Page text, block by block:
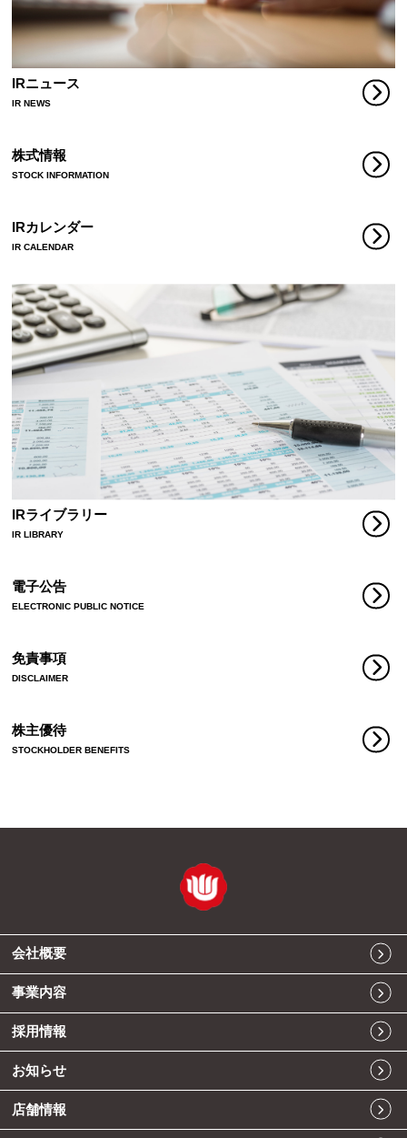
IRニュース
IR NEWS
株式情報
STOCK INFORMATION
IRカレンダー
IR CALENDAR
IRライブラリー
IR LIBRARY
電子公告
ELECTRONIC PUBLIC NOTICE
免責事項
DISCLAIMER
株主優待
STOCKHOLDER BENEFITS
会社概要
事業内容
採用情報
お知らせ
店舗情報